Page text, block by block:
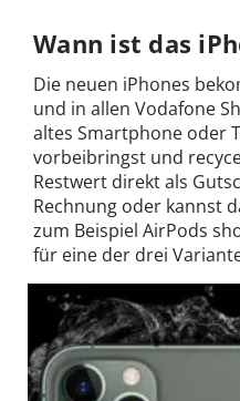
Wann ist das
Die neuen iPhones
und in allen Vodafone
altes Smartphone oder
vorbeibringst und
Restwert direkt als
Rechnung oder kannst
zum Beispiel AirPods
für eine der drei